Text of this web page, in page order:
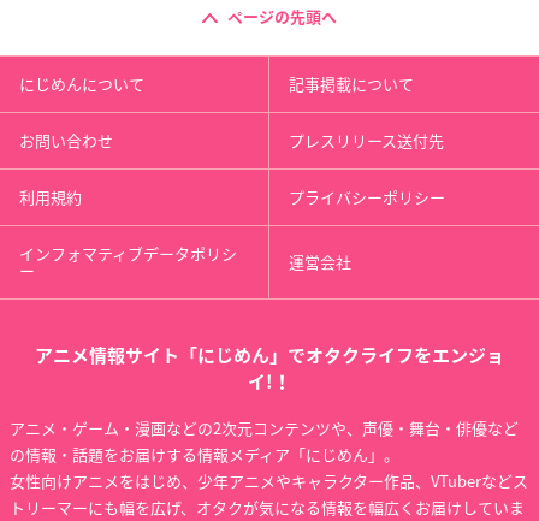
ページの先頭へ
にじめんについて 記事掲載について
お問い合わせ プレスリリース送付先
利用規約 プライバシーポリシー
インフォマティブデータポリシ
ー 運営会社
アニメ情報サイト「にじめん」でオタクライフをエンジョ
イ!！
アニメ・ゲーム・漫画などの2次元コンテンツや、声優・舞台・俳優など
の情報・話題をお届けする情報メディア「にじめん」。
女性向けアニメをはじめ、少年アニメやキャラクター作品、VTuberなどス
トリーマーにも幅を広げ、オタクが気になる情報を幅広くお届けしていま